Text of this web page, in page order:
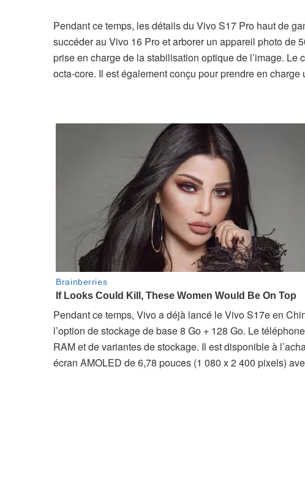
Pendant ce temps, les détails du Vivo S17 Pro haut de
succéder au Vivo 16 Pro et arborer un appareil photo de
prise en charge de la stabilisation optique de l’image.
octa-core. Il est également conçu pour prendre en charge
Pendant ce temps, Vivo a déjà lancé le Vivo S17e en
l’option de stockage de base 8 Go + 128 Go. Le
RAM et de variantes de stockage. Il est disponible à
écran AMOLED de 6,78 pouces (1 080 x 2 400 pixels)